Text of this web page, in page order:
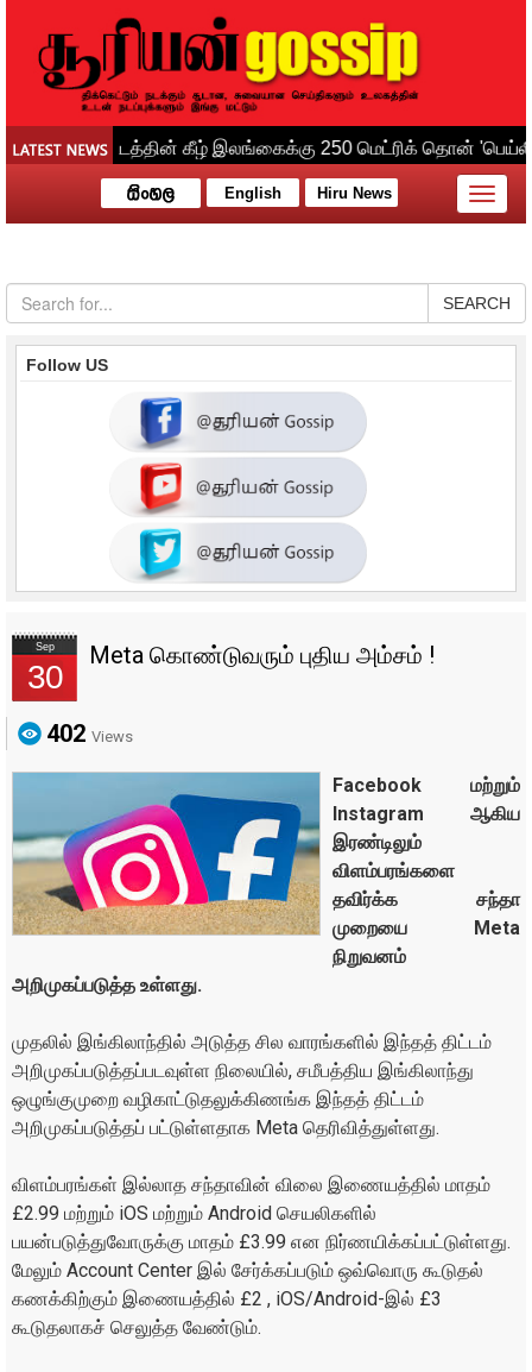
English Hiru News
Toggle
SEARCH
Follow US
Sep
30
Meta கொண்டுவரும் புதிய அம்சம் !
402 Views
Facebook மற்றும்
Instagram ஆகிய
இரண்டிலும்
விளம்பரங்களை
தவிர்க்க சந்தா
முறையை Meta
நிறுவனம்
அறிமுகப்படுத்த உள்ளது.
முதலில் இங்கிலாந்தில் அடுத்த சில வாரங்களில் இந்தத் திட்டம்
அறிமுகப்படுத்தப்படவுள்ள நிலையில், சமீபத்திய இங்கிலாந்து
ஒழுங்குமுறை வழிகாட்டுதலுக்கிணங்க இந்தத் திட்டம்
அறிமுகப்படுத்தப் பட்டுள்ளதாக Meta தெரிவித்துள்ளது.
விளம்பரங்கள் இல்லாத சந்தாவின் விலை இணையத்தில் மாதம்
£2.99 மற்றும் iOS மற்றும் Android செயலிகளில்
பயன்படுத்துவோருக்கு மாதம் £3.99 என நிர்ணயிக்கப்பட்டுள்ளது.
மேலும் Account Center இல் சேர்க்கப்படும் ஒவ்வொரு கூடுதல்
கணக்கிற்கும் இணையத்தில் £2 , iOS/Android-இல் £3
கூடுதலாகச் செலுத்த வேண்டும்.